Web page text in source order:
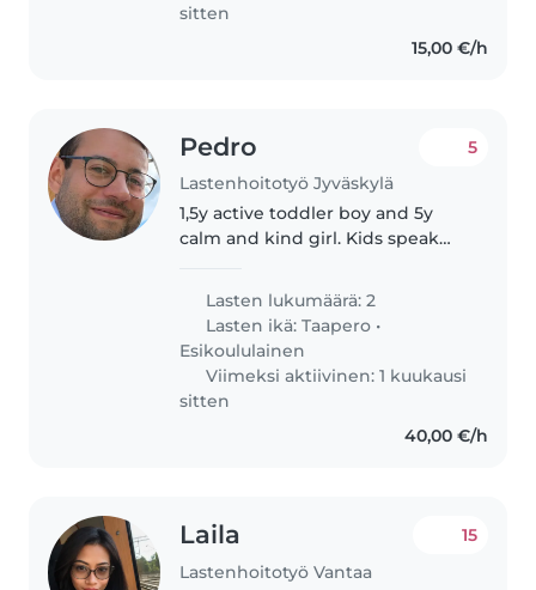
sitten
15,00 €/h
Pedro
Lastenhoitotyö Jyväskylä
5
1,5y active toddler boy and 5y
calm and kind girl. Kids speak
speak Finnish, Portuguese and
English. We are looking for a
babysitter to spend at least..
Lasten lukumäärä: 2
Lasten ikä:Taapero •
Esikoululainen
Viimeksi aktiivinen: 1 kuukausi
sitten
40,00 €/h
Laila
Lastenhoitotyö Vantaa
15